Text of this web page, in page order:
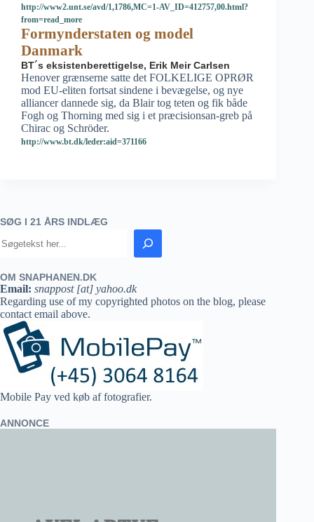
http://www2.unt.se/avd/1,1786,MC=1-AV_ID=412757,00.html?
from=read_more
Formynderstaten og model
Danmark
BT´s eksistenberettigelse, Erik Meir Carlsen
Henover grænserne satte det FOLKELIGE OPRØR
mod EU-eliten fortsat sindene i bevægelse, og nye
alliancer dannede sig, da Blair tog teten og fik både
Fogh og Thorning med sig i et præcisionsan-greb på
Chirac og Schröder.
http://www.bt.dk/leder:aid=371166
SØG I 21 ÅRS INDLÆG
OM SNAPHANEN.DK
Email: snappost [at] yahoo.dk
Regarding use of my copyrighted photos on the blog, please
contact email above.
Mobile Pay ved køb af fotografier.
ANNONCE